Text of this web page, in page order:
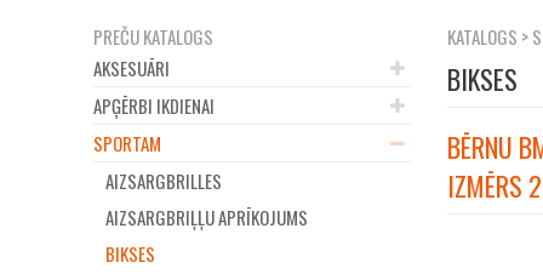
PREČU KATALOGS
AKSESUĀRI
APĢĒRBI IKDIENAI
SPORTAM
AIZSARGBRILLES
AIZSARGBRIĻĻU APRĪKOJUMS
BIKSES
KATALOGS >
BIKSES
BĒRNU
IZMĒRS